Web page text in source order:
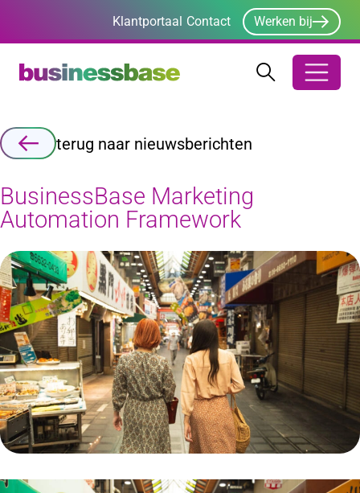
Klantportaal Contact Werken bij
Zoeken Zoeken
terug naar nieuwsberichten
BusinessBase Marketing
Automation Framework